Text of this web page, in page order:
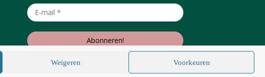
Weigeren Voorkeuren